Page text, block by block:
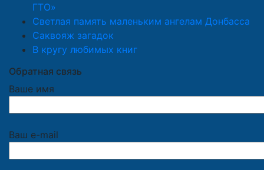
ГТО»
Светлая память маленьким ангелам Донбасса
Саквояж загадок
В кругу любимых книг
Обратная связь
Ваше имя
Ваш e-mail